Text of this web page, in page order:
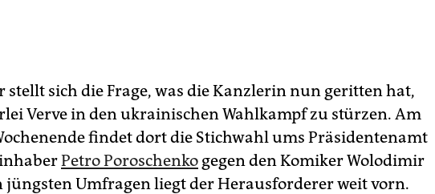
stellt sich die Frage, was die Kanzlerin nun geritten hat,
Verve in den ukrainischen Wahlkampf zu stürzen. Am
findet dort die Stichwahl ums Präsidentenamt
Petro Poroschenko gegen den Komiker Wolodimir
jüngsten Umfragen liegt der Herausforderer weit vorn.